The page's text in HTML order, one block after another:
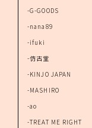
-G-GOODS
-nana89
-ifuki
-仿古堂
-KINJO JAPAN
-MASHIRO
-ao
-TREAT ME RIGHT